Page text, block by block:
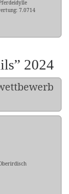
7.0714
2024